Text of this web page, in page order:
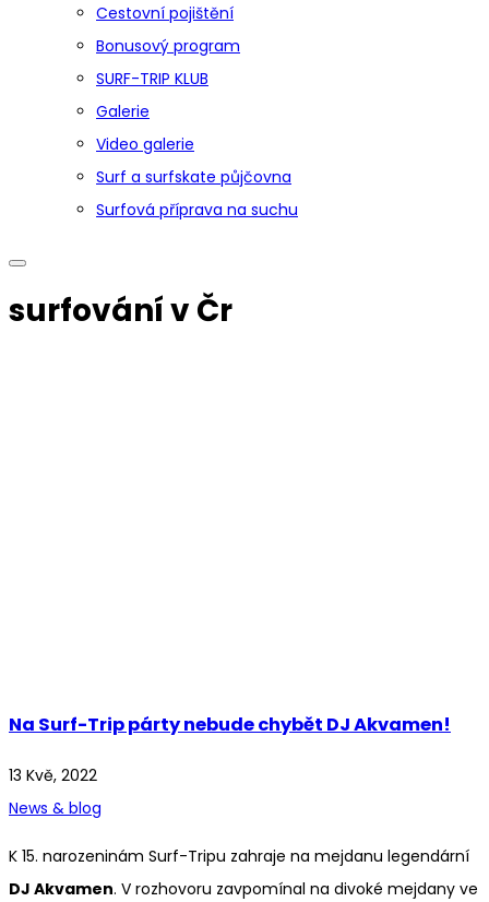
Cestovní pojištění
Bonusový program
SURF-TRIP KLUB
Galerie
Video galerie
Surf a surfskate půjčovna
Surfová příprava na suchu
surfování v Čr
Na Surf-Trip párty nebude chybět DJ Akvamen!
13 Kvě, 2022
News & blog
K 15. narozeninám Surf-Tripu zahraje na mejdanu legendární
DJ Akvamen. V rozhovoru zavpomínal na divoké mejdany ve